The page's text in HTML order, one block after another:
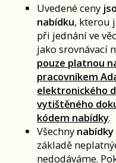
Uvedené ceny
nabídku, kterou
při jednání ve
jako srovnávací
pouze platnou
pracovníkem
elektronického
vytištěného
kódem nabídky.
Všechny
základě
nedodáváme.